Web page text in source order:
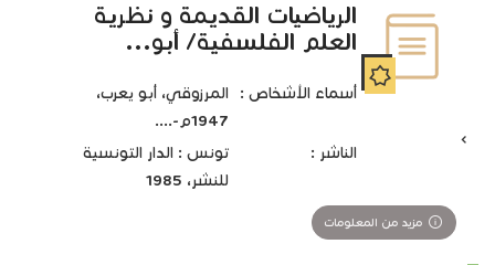
الرياضيات القديمة و نظرية
العلم الفلسفية/ أبو...
أسماء الأشخاص :
المرزوقي، أبو يعرب،
1947م-....
الناشر :
تونس : الدار التونسية
للنشر، 1985
مزيد من المعلومات